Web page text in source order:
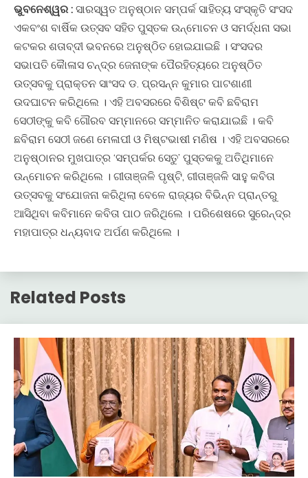
ଭୁବନେଶ୍ୱର : ସାରସ୍ୱତ ଅନୁଷ୍ଠାନ ସମ୍ପର୍କ ସାହିତ୍ୟ ସଂସ୍କୃତି ସଂସଦ
ଏକବଂଶ ବାର୍ଷିକ ଉତ୍ସବ ସହିତ ପୁସ୍ତକ ଉନ୍ମୋଚନ ଓ ସମର୍ଦ୍ଧନା ସଭା
କଟକର ଶତାବ୍ଦୀ ଭବନରେ ଅନୁଷ୍ଠିତ ହୋଇଯାଇଛି । ସଂସଦର
ସଭାପତି କୋୖଳାସ ଚନ୍ଦ୍ର ଜେନାଙ୍କ ପୈରହିତ୍ୟରେ ଅନୁଷ୍ଠିତ
ଉତ୍ସବକୁ ପ୍ରାକ୍ତନ ସାଂସଦ ଡ. ପ୍ରସନ୍ନ କୁମାର ପାଟଶାଣୀ
ଉଦଘାଟନ କରିଥିଲେ । ଏହି ଅବସରରେ ବିଶିଷ୍ଟ କବି ଛବିରାମ
ସେଠୀଙ୍କୁ କବି ଗୌରବ ସମ୍ମାନରେ ସମ୍ମାନିତ କରାଯାଇଛି । କବି
ଛବିରାମ ସେଠୀ ଜଣେ ମେଳାପୀ ଓ ମିଷ୍ଟଭାଷୀ ମଣିଷ । ଏହି ଅବସରରେ
ଅନୁଷ୍ଠାନର ମୁଖପାତ୍ର ‘ସମ୍ପର୍କର ସେତୁ’ ପୁସ୍ତକକୁ ଅତିଥିମାନେ
ଉନ୍ମୋଚନ କରିଥିଲେ । ଗୀତାଞ୍ଜଳି ପୃଷ୍ଟି, ଗୀତାଞ୍ଜଳି ସାହୁ କବିତା
ଉତ୍ସବକୁ ସଂଯୋଜନା କରିଥିଲା ବେଳେ ରାଜ୍ୟର ବିଭିନ୍ନ ପ୍ରାନ୍ତରୁ
ଆସିଥିବା କବିମାନେ କବିତା ପାଠ ଜରିଥିଲେ । ପରିଶେଷରେ ସୁରେନ୍ଦ୍ର
ମହାପାତ୍ର ଧନ୍ୟବାଦ ଅର୍ପଣ କରିଥିଲେ ।
Related Posts